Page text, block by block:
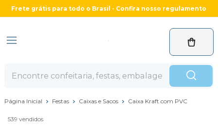
Frete grátis para todo o Brasil - Confira nosso regulamento
Página Inicial Festas Caixas e Sacos Caixa Kraft com PVC
539 vendidos